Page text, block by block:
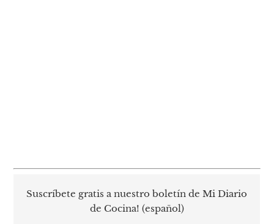
Suscríbete gratis a nuestro boletín de Mi Diario
de Cocina! (español)